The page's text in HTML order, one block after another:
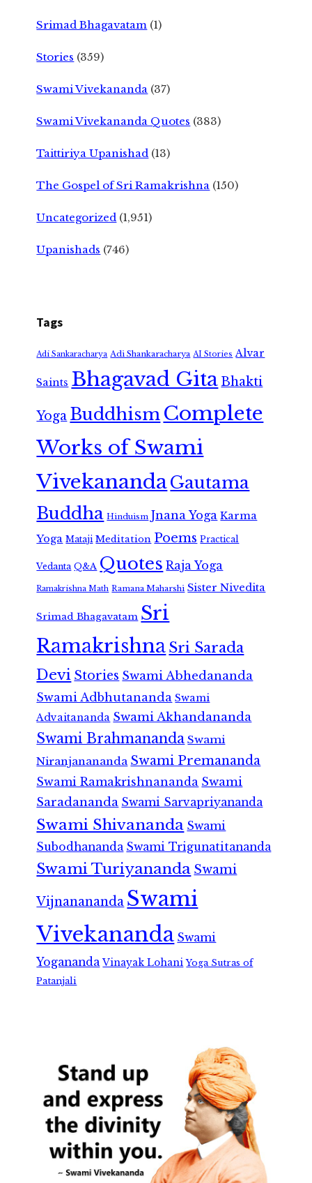
Srimad Bhagavatam (1)
Stories (359)
Swami Vivekananda (37)
Swami Vivekananda Quotes (383)
Taittiriya Upanishad (13)
The Gospel of Sri Ramakrishna (150)
Uncategorized (1,951)
Upanishads (746)
Tags
Adi Sankaracharya Adi Shankaracharya AI Stories Alvar
Saints Bhagavad GitaBhakti
Yoga Buddhism Complete
Works of Swami
VivekanandaGautama
Buddha Hinduism Jnana Yoga Karma
Yoga Mataji Meditation Poems Practical
Vedanta Q&A Quotes Raja Yoga
Ramakrishna Math Ramana Maharshi Sister Nivedita
Srimad Bhagavatam Sri
RamakrishnaSri Sarada
Devi Stories Swami Abhedananda
Swami Adbhutananda Swami
Advaitananda Swami Akhandananda
Swami Brahmananda Swami
Niranjanananda Swami Premananda
Swami Ramakrishnananda Swami
Saradananda Swami Sarvapriyananda
Swami Shivananda Swami
Subodhananda Swami Trigunatitananda
Swami Turiyananda Swami
Vijnanananda Swami
Vivekananda Swami
Yogananda Vinayak Lohani Yoga Sutras of
Patanjali